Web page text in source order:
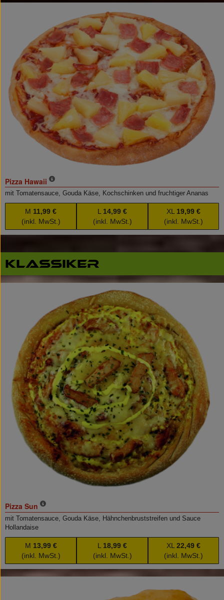
Pizza Hawaii
mit Tomatensauce, Gouda Käse, Kochschinken und fruchtiger Ananas
M 11,99 €
(inkl. MwSt.)
L 14,99 €
(inkl. MwSt.)
XL 19,99 €
(inkl. MwSt.)
Klassiker
Pizza Sun
mit Tomatensauce, Gouda Käse, Hähnchenbruststreifen und Sauce
Hollandaise
M 13,99 €
(inkl. MwSt.)
L 18,99 €
(inkl. MwSt.)
XL 22,49 €
(inkl. MwSt.)